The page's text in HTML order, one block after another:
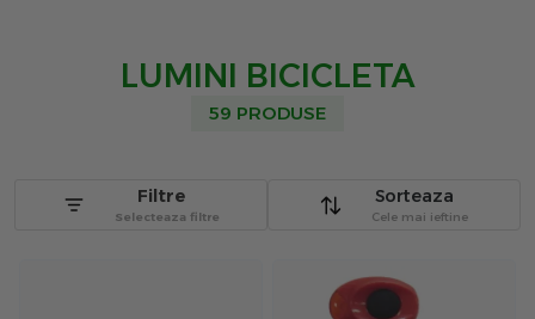
LUMINI BICICLETA
59 PRODUSE
Sorteaza
Cele mai ieftine
Filtre
Selecteaza filtre